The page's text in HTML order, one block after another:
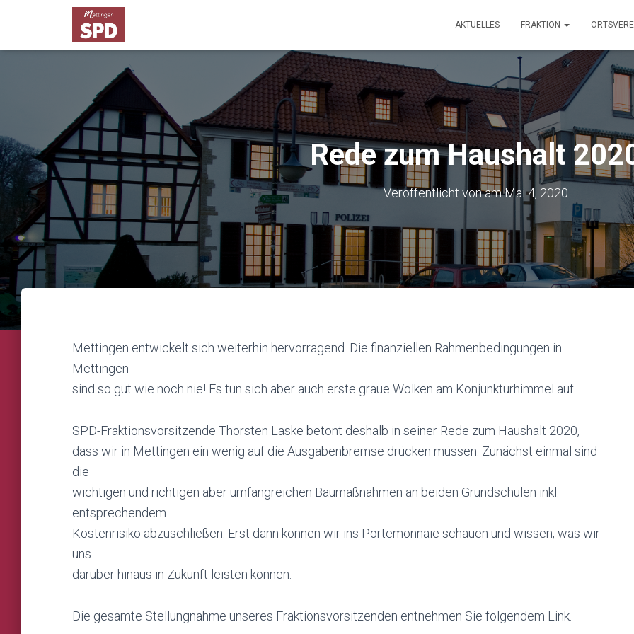
AKTUELLES FRAKTION
Rede zum Haushalt
Veröffentlicht vonamMai 4, 2020
Mettingen entwickelt sich weiterhin hervorragend. Die finanziellen Rahmenbedingungen in
Mettingen
sind so gut wie noch nie! Es tun sich aber auch erste graue Wolken am Konjunkturhimmel auf.
SPD-Fraktionsvorsitzende Thorsten Laske betont deshalb in seiner Rede zum Haushalt 2020,
dass wir in Mettingen ein wenig auf die Ausgabenbremse drücken müssen. Zunächst einmal sind
die
wichtigen und richtigen aber umfangreichen Baumaßnahmen an beiden Grundschulen inkl.
entsprechendem
Kostenrisiko abzuschließen. Erst dann können wir ins Portemonnaie schauen und wissen, was wir
uns
darüber hinaus in Zukunft leisten können.
Die gesamte Stellungnahme unseres Fraktionsvorsitzenden entnehmen Sie folgendem Link.